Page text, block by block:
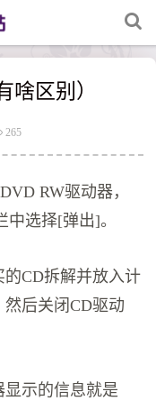
啥区别）
265
RW驱动器，
选择[弹出]。
CD拆解并放入计
后关闭CD驱动
显示的信息就是